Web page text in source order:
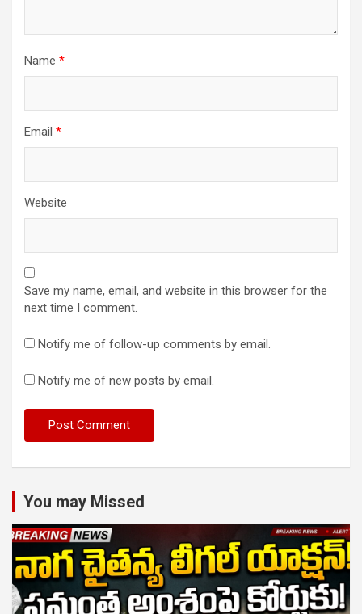
Name *
Email *
Website
Save my name, email, and website in this browser for the
next time I comment.
Notify me of follow-up comments by email.
Notify me of new posts by email.
You may Missed